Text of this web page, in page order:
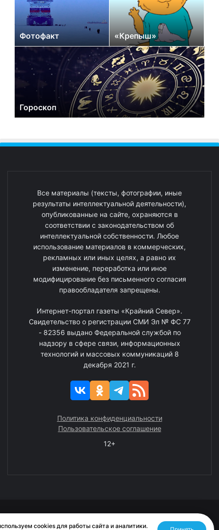
Фотофакт «Крепыш»
Гороскоп
Все материалы (тексты, фотографии, иные
результаты интеллектуальной деятельности),
опубликованные на сайте, охраняются в
соответствии с законодательством об
интеллектуальной собственности. Любое
использование материалов в коммерческих,
рекламных или иных целях, а равно их
изменение, переработка или иное
модифицирование без письменного согласия
правообладателя запрещены.
Интернет-портал газеты «Крайний Север».
Свидетельство о регистрации СМИ Эл № ФС 77
- 82356 выдано Федеральной службой по
надзору в сфере связи, информационных
технологий и массовых коммуникаций 8
декабря 2021 г.
Политика конфиденциальности
Пользовательское соглашение
12+
cookies для работы сайта и аналитики.